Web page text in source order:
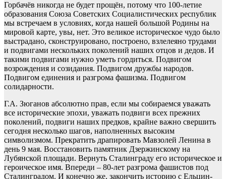
Горбачёв никогда не будет прощён, потому что 100-летие
образования Союза Советских Социалистических республик
мы встречаем в условиях, когда нашей большой Родины на
мировой карте, увы, нет. Это великое историческое чудо было
выстрадано, сконструировано, построено, взлелеяно трудами
и подвигами нескольких поколений наших отцов и дедов. И
такими подвигами нужно уметь гордиться. Подвигом
возрождения и созидания. Подвигом дружбы народов.
Подвигом единения и разгрома фашизма. Подвигом
солидарности.
Г.А. Зюганов абсолютно прав, если мы собираемся уважать
все исторические эпохи, уважать подвиги всех прежних
поколений, подвиги наших предков, крайне важно свершить
сегодня несколько шагов, наполненных высоким
символизмом. Прекратить драпировать Мавзолей Ленина в
день 9 мая. Восстановить памятник Дзержинскому на
Лубянской площади. Вернуть Сталинграду его историческое и
героическое имя. Впереди – 80-лет разгрома фашистов под
Сталинградом. И конечно же, закончить историю с Ельцин-